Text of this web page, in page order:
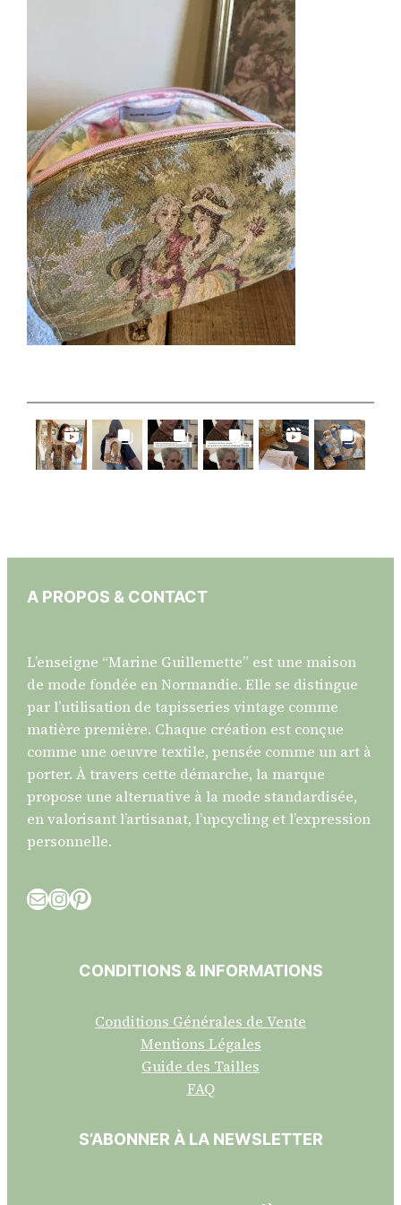
A PROPOS & CONTACT
L’enseigne “Marine Guillemette” est une maison
de mode fondée en Normandie. Elle se distingue
par l’utilisation de tapisseries vintage comme
matière première. Chaque création est conçue
comme une oeuvre textile, pensée comme un art à
porter. À travers cette démarche, la marque
propose une alternative à la mode standardisée,
en valorisant l’artisanat, l’upcycling et l’expression
personnelle.
E-mail InstagramPinterest
CONDITIONS & INFORMATIONS
Conditions Générales de Vente
Mentions Légales
Guide des Tailles
FAQ
S’ABONNER À LA NEWSLETTER